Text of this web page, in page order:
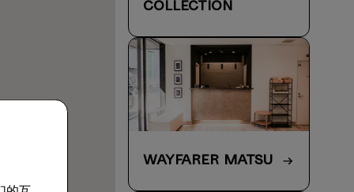
Collection
WAYFARER Matsu